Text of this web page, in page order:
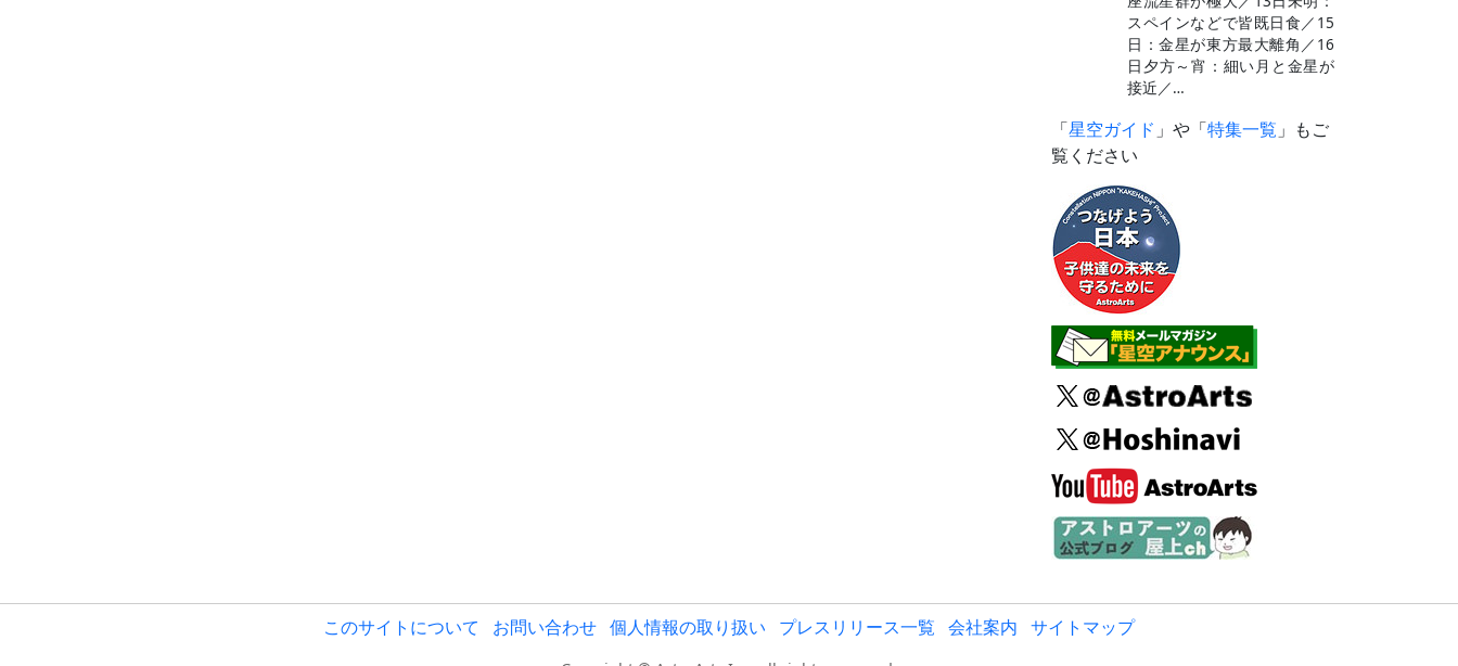
スペインなどで皆既日食／15
日：金星が東方最大離角／16
日夕方～宵：細い月と金星が
接近／…
「星空ガイド 」や「特集一覧 」もご
覧ください
このサイトについて お問い合わせ 個人情報の取り扱い プレスリリース一覧 会社案内 サイトマップ